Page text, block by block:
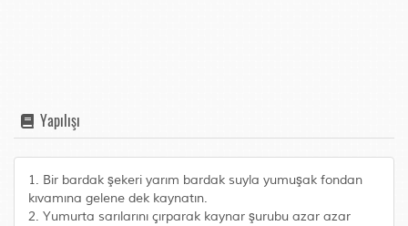
Yapılışı
1. Bir bardak şekeri yarım bardak suyla yumuşak fondan
kıvamına gelene dek kaynatın.
2. Yumurta sarılarını çırparak kaynar şurubu azar azar